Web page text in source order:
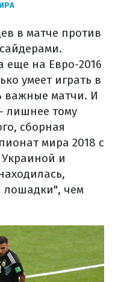
в матче против
еще на Евро-2016
умеет играть в
важные матчи. И
лишнее тому
сборная
мира 2018 с
Украиной и
лошадки", чем